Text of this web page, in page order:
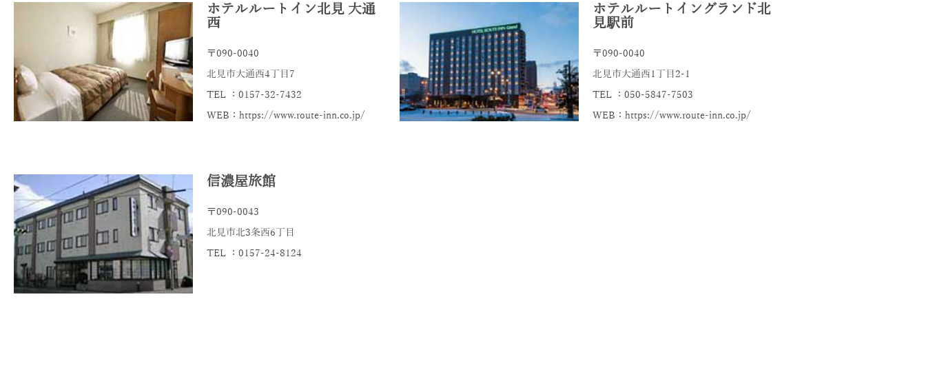
ホテルルートイン北見 大通
西
〒090-0040
北見市大通西4丁目7
TEL ：0157-32-7432
WEB：https://www.route-inn.co.jp/
ホテルルートイングランド北
見駅前
〒090-0040
北見市大通西1丁目2-1
TEL ：050-5847-7503
WEB：https://www.route-inn.co.jp/
信濃屋旅館
〒090-0043
北見市北3条西6丁目
TEL ：0157-24-8124